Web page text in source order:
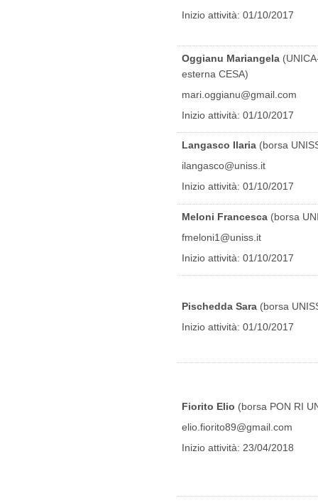
Inizio attività: 01/10/2017
Oggianu Mariangela
esterna CESA)
mari.oggianu@gmail.com
Inizio attività: 01/10/2017
Langasco Ilaria (borsa
ilangasco@uniss.it
Inizio attività: 01/10/2017
Meloni Francesca (borsa
fmeloni1@uniss.it
Inizio attività: 01/10/2017
Pischedda Sara (borsa
Inizio attività: 01/10/2017
Fiorito Elio (borsa PON RI
elio.fiorito89@gmail.com
Inizio attività: 23/04/2018